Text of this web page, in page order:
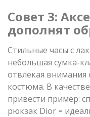
Совет 3:
дополнят
Стильные часы с
небольшая сумка-
отвлекая внимания
костюма. В
привести пример:
рюкзак Dior =